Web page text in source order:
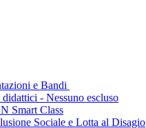
e Bandi
- Nessuno escluso
Smart Class
Sociale e Lotta al Disagio